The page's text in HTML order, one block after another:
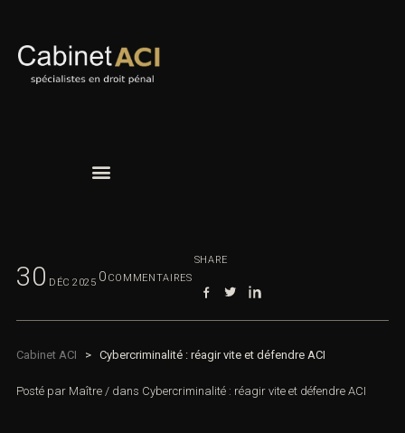
30 DÉC 2025 0 COMMENTAIRES
SHARE
Cabinet ACI > Cybercriminalité : réagir vite et défendre ACI
Posté par Maître / dans Cybercriminalité : réagir vite et défendre ACI